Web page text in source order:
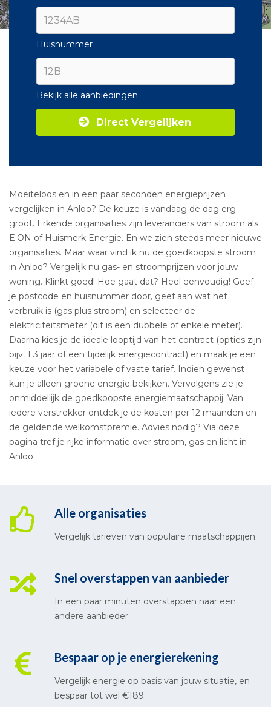
Huisnummer
Bekijk alle aanbiedingen
Direct Vergelijken
Moeiteloos en in een paar seconden energieprijzen
vergelijken in Anloo? De keuze is vandaag de dag erg
groot. Erkende organisaties zijn leveranciers van stroom als
E.ON of Huismerk Energie. En we zien steeds meer nieuwe
organisaties. Maar waar vind ik nu de goedkoopste stroom
in Anloo? Vergelijk nu gas- en stroomprijzen voor jouw
woning. Klinkt goed! Hoe gaat dat? Heel eenvoudig! Geef
je postcode en huisnummer door, geef aan wat het
verbruik is (gas plus stroom) en selecteer de
elektriciteitsmeter (dit is een dubbele of enkele meter).
Daarna kies je de ideale looptijd van het contract (opties zijn
bijv. 1 3 jaar of een tijdelijk energiecontract) en maak je een
keuze voor het variabele of vaste tarief. Indien gewenst
kun je alleen groene energie bekijken. Vervolgens zie je
onmiddellijk de goedkoopste energiemaatschappij. Van
iedere verstrekker ontdek je de kosten per 12 maanden en
de geldende welkomstpremie. Advies nodig? Via deze
pagina tref je rijke informatie over stroom, gas en licht in
Anloo.
Alle organisaties
Vergelijk tarieven van populaire maatschappijen
Snel overstappen van aanbieder
In een paar minuten overstappen naar een
andere aanbieder
Bespaar op je energierekening
Vergelijk energie op basis van jouw situatie, en
bespaar tot wel €189